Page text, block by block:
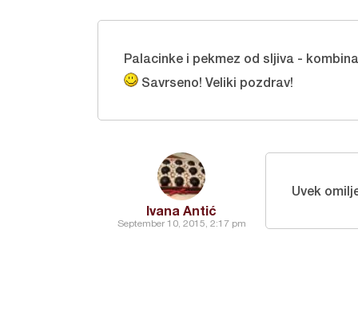
Palacinke i pekmez od sljiva -
Savrseno! Veliki pozdrav!
Ivana Antić
September 10, 2015, 2:17 pm
Uvek